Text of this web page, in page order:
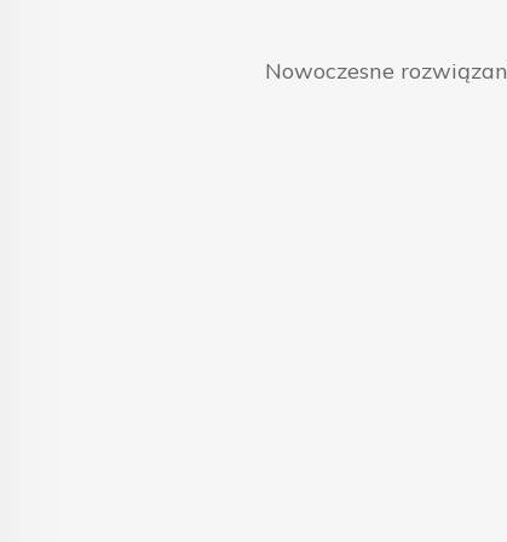
Nowoczesne